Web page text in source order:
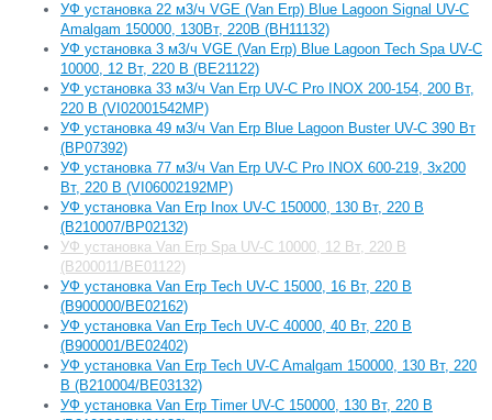
УФ установка 22 м3/ч VGE (Van Erp) Blue Lagoon Signal UV-C
Amalgam 150000, 130Вт, 220В (BH11132)
УФ установка 3 м3/ч VGE (Van Erp) Blue Lagoon Tech Spa UV-C
10000, 12 Вт, 220 В (BE21122)
УФ установка 33 м3/ч Van Erp UV-C Pro INOX 200-154, 200 Вт,
220 В (VI02001542MP)
УФ установка 49 м3/ч Van Erp Blue Lagoon Buster UV-C 390 Вт
(BP07392)
УФ установка 77 м3/ч Van Erp UV-C Pro INOX 600-219, 3x200
Вт, 220 В (VI06002192MP)
УФ установка Van Erp Inox UV-C 150000, 130 Вт, 220 В
(B210007/BP02132)
УФ установка Van Erp Spa UV-C 10000, 12 Вт, 220 В
(B200011/BE01122)
УФ установка Van Erp Tech UV-C 15000, 16 Вт, 220 В
(B900000/BE02162)
УФ установка Van Erp Tech UV-C 40000, 40 Вт, 220 В
(B900001/BE02402)
УФ установка Van Erp Tech UV-C Amalgam 150000, 130 Вт, 220
В (B210004/BE03132)
УФ установка Van Erp Timer UV-C 150000, 130 Вт, 220 В